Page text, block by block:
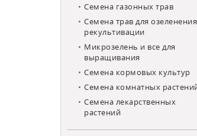
Семена газонных трав
Семена трав для
рекультивации
Микрозелень и все для
выращивания
Семена кормовых культур
Семена комнатных
Семена лекарственных
растений
ХИТ ПРОДАЖ СКИДКА (-5%)